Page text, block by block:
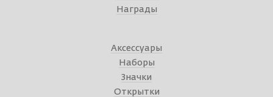
Награды
Аксессуары
Наборы
Значки
Открытки